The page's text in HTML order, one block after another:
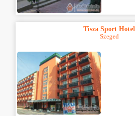
Tisza Sport Hotel
Szeged